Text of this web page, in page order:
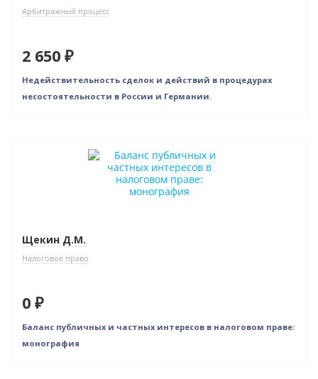
Арбитражный процесс
2 650 ₽
Недействительность сделок и действий в процедурах
несостоятельности в России и Германии.
Щекин Д.М.
Налоговое право
0 ₽
Баланс публичных и частных интересов в налоговом праве:
монография